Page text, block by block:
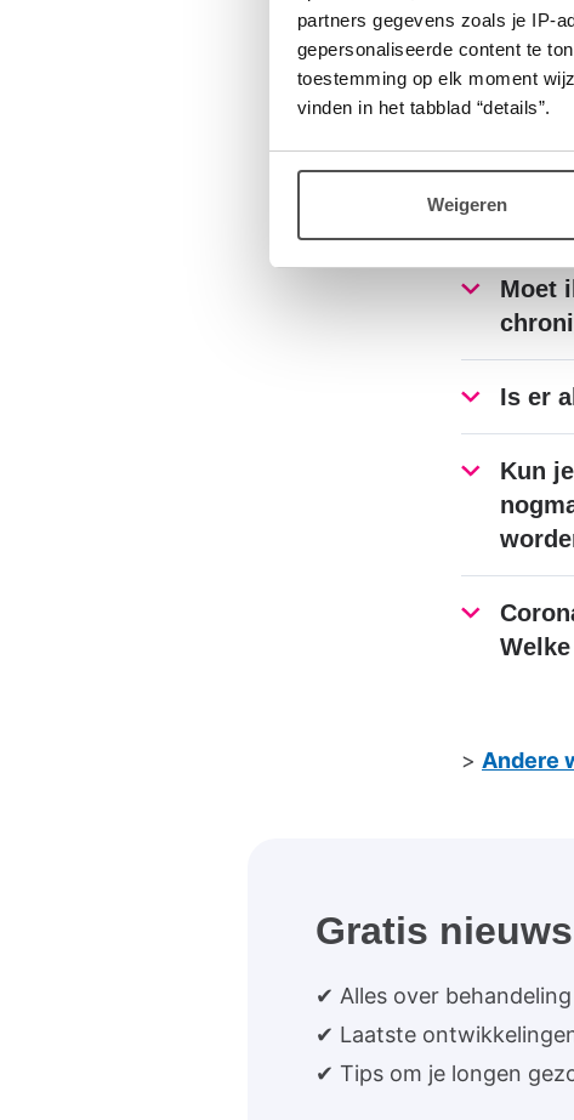
partners gegevens zoals je IP-
gepersonaliseerde content te
toestemming op elk moment
vinden in het tabblad “details”.
Weigeren
Heb
Is het
Moet
Is er
Kun
> Andere
Gratis
✔ Alles over
✔ Laatste
✔ Tips om je longen